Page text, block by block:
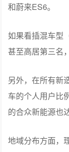
和蔚来ES6。
如果看插混车型
甚至高居第三名
另外，在所有新
车的个人用户比
的合众新能源也
地域分布方面，